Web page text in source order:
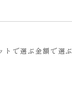
トで選ぶ 金額で選ぶ